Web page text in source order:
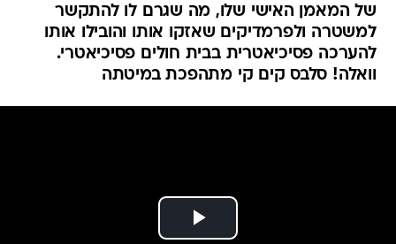
של המאמן האישי שלו, מה שגרם לו להתקשר
למשטרה ולפרמדיקים שאזקו אותו והובילו אותו
להערכה פסיכיאטרית בבית חולים פסיכיאטרי.
וואלה! סלבס קים קי מתהפכת במיטתה